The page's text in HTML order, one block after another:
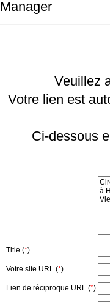
Manager
Veuillez
Votre lien est
Ci-dessous
Title (*)
Votre site URL (*)
Lien de réciproque URL (*)